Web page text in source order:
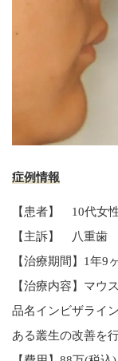
症例情報
【患者】 10代女
【主訴】 八重歯
【治療期間】1年
【治療内容】マウ
品名インビザライ
ある叢生の改善を